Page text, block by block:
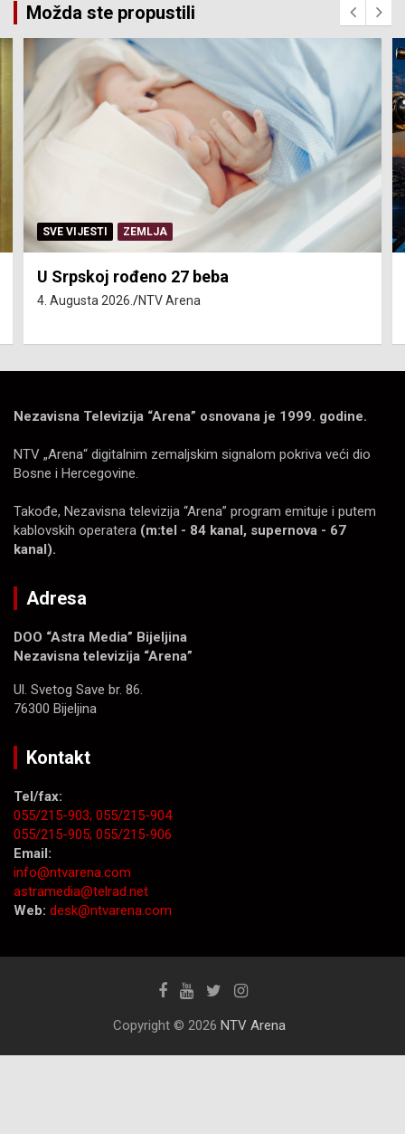
Možda ste propustili
SERVISNE INFORMACIJE
Isključenja vode – utorak 4. avgust
4. Augusta 2026. NTV Arena
Nezavisna Televizija “Arena” osnovana je 1999. godine.
NTV „Arena“ digitalnim zemaljskim signalom pokriva veći dio
Bosne i Hercegovine.
Takođe, Nezavisna televizija “Arena” program emituje i putem
kablovskih operatera (m:tel - 84 kanal, supernova - 67
kanal).
Adresa
DOO “Astra Media” Bijeljina
Nezavisna televizija “Arena”
Ul. Svetog Save br. 86.
76300 Bijeljina
Kontakt
Tel/fax:
055/215-903; 055/215-904
055/215-905; 055/215-906
Email:
info@ntvarena.com
astramedia@telrad.net
Web: desk@ntvarena.com
Copyright © 2026 NTV Arena